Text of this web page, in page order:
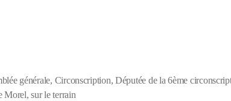
générale, Circonscription,Députée de la 6ème
Morel,sur le terrain